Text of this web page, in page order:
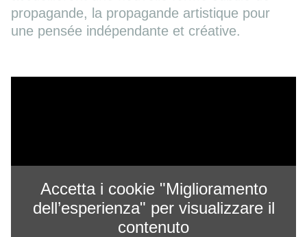
propagande, la propagande artistique pour
une pensée indépendante et créative.
Accetta i cookie "Miglioramento
dell’esperienza" per visualizzare il
contenuto